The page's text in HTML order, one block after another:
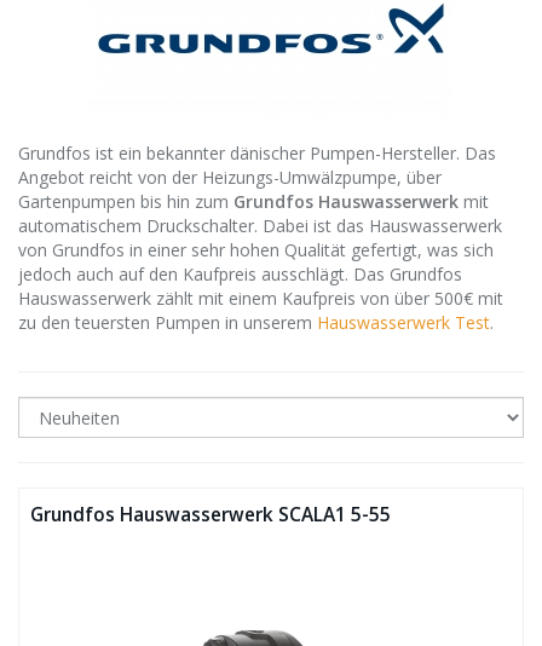
Grundfos ist ein bekannter dänischer Pumpen-Hersteller. Das
Angebot reicht von der Heizungs-Umwälzpumpe, über
Gartenpumpen bis hin zum Grundfos Hauswasserwerk mit
automatischem Druckschalter. Dabei ist das Hauswasserwerk
von Grundfos in einer sehr hohen Qualität gefertigt, was sich
jedoch auch auf den Kaufpreis ausschlägt. Das Grundfos
Hauswasserwerk zählt mit einem Kaufpreis von über 500€ mit
zu den teuersten Pumpen in unserem Hauswasserwerk Test.
Grundfos Hauswasserwerk SCALA1 5-55